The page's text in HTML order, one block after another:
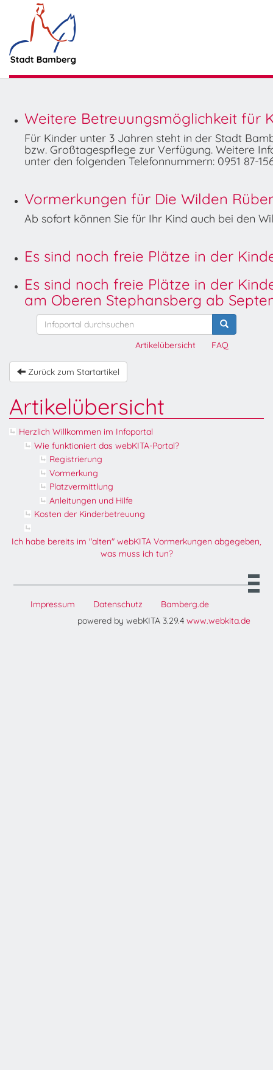
Weitere Betreuungsmöglichkeit für
Für Kinder unter 3 Jahren steht in der Stadt
bzw. Großtagespflege zur Verfügung. Weitere
unter den folgenden Telefonnummern: 0951 87-
Vormerkungen für Die Wilden
Ab sofort können Sie für Ihr Kind auch bei den
Es sind noch freie Plätze in der
Es sind noch freie Plätze in der
am Oberen Stephansberg ab
FAQ
Artikelübersicht
Zurück zum Startartikel
Artikelübersicht
Herzlich Willkommen im Infoportal
Wie funktioniert das webKITA-Portal?
Registrierung
Vormerkung
Platzvermittlung
Anleitungen und Hilfe
Kosten der Kinderbetreuung
Ich habe bereits im "alten" webKITA Vormerkungen abgegeben,
was muss ich tun?
Impressum Datenschutz
Bamberg.de
powered by webKITA 3.29.4 www.webkita.de